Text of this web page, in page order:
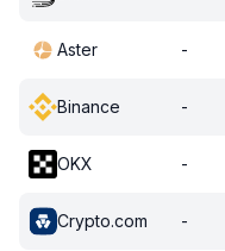
Aster -
Binance -
OKX -
Crypto.com -